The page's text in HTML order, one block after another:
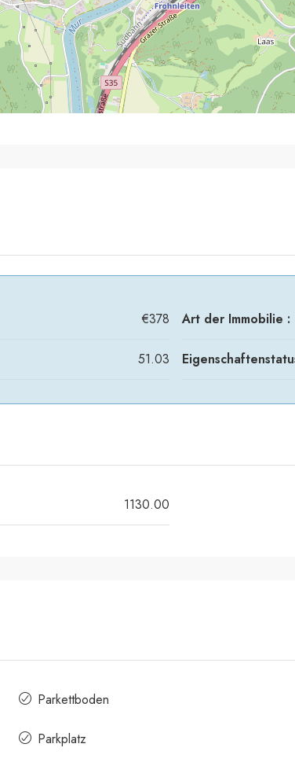
€378
51.03
Art der Immobilie :
1130.00
Parkettboden
Parkplatz